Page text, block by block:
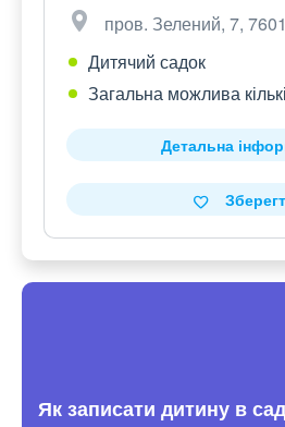
пров. Зелений, 7,
Дитячий садок
Загальна можлива
Детальна
Як записати дитину в